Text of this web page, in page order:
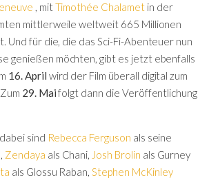
, mit Timothée Chalametin der
mittlerweile weltweit 665 Millionen
Und für die, die das Sci-Fi-Abenteuer nun
genießen möchten, gibt es jetzt ebenfalls
16. April wird der Film überall digital zum
29. Maifolgt dann die Veröffentlichung
sind Rebecca Ferguson als seine
Zendaya als Chani, Josh Brolin als Gurney
als Glossu Raban,Stephen McKinley